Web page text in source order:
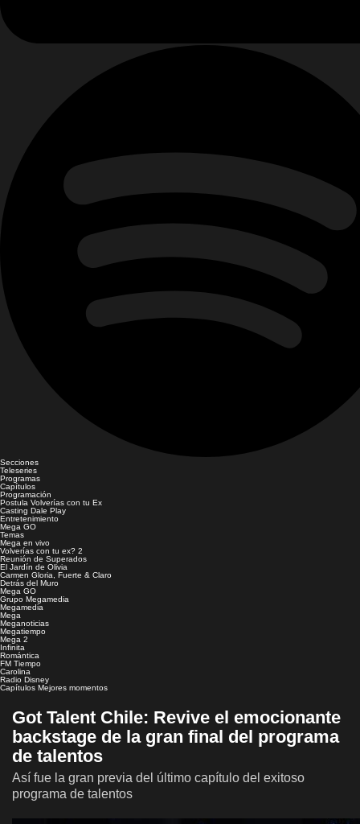
Secciones
Teleseries
Programas
Capítulos
Programación
Postula Volverías con tu Ex
Casting Dale Play
Entretenimiento
Mega GO
Temas
Mega en vivo
Volverías con tu ex? 2
Reunión de Superados
El Jardín de Olivia
Carmen Gloria, Fuerte & Claro
Detrás del Muro
Mega GO
Grupo Megamedia
Megamedia
Mega
Meganoticias
Megatiempo
Mega 2
Infinita
Romántica
FM Tiempo
Carolina
Radio Disney
Capítulos Mejores momentos
Got Talent Chile: Revive el emocionante
backstage de la gran final del programa
de talentos
Así fue la gran previa del último capítulo del exitoso
programa de talentos